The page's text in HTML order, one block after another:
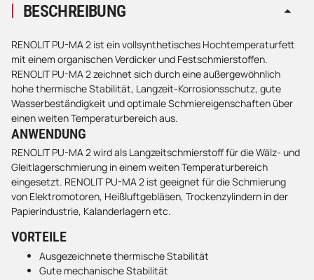
BESCHREIBUNG
RENOLIT PU-MA 2 ist ein vollsynthetisches Hochtemperaturfett
mit einem organischen Verdicker und Festschmierstoffen.
RENOLIT PU-MA 2 zeichnet sich durch eine außergewöhnlich
hohe thermische Stabilität, Langzeit-Korrosionsschutz, gute
Wasserbeständigkeit und optimale Schmiereigenschaften über
einen weiten Temperaturbereich aus.
ANWENDUNG
RENOLIT PU-MA 2 wird als Langzeitschmierstoff für die Wälz- und
Gleitlagerschmierung in einem weiten Temperaturbereich
eingesetzt. RENOLIT PU-MA 2 ist geeignet für die Schmierung
von Elektromotoren, Heißluftgebläsen, Trockenzylindern in der
Papierindustrie, Kalanderlagern etc.
VORTEILE
Ausgezeichnete thermische Stabilität
Gute mechanische Stabilität